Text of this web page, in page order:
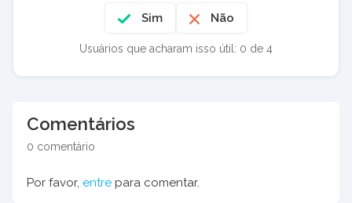
Sim Não
Usuários que acharam isso útil: 0 de 4
Comentários
0 comentário
Por favor, entre para comentar.